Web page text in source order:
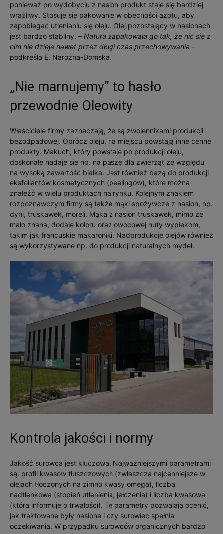
ponieważ po wydobyciu z nasion produkt staje się bardziej
wrażliwy. Stosuje się pakowanie w obecności azotu, aby
zapobiegać utlenianiu się oleju. Olej pozostający w nasionach
jest bardzo stabilny. – Natura zapakowała go tak, że nic się z
nim nie dzieje nawet przez długi czas przechowywania –
podkreśla E. Narożna-Domska.
„Nie marnujemy” to hasło
przewodnie Oleowity
Właściciele firmy zaznaczają, że są zwolennikami produkcji
bezodpadowej. Oprócz oleju, na miejscu powstają inne cenne
produkty. Makuch, który powstaje po produkcji oleju,
doskonale nadaje się np. na paszę dla zwierząt ze względu
na wysoką zawartość białka. Jest również bazą do produkcji
eksfoliantów kosmetycznych (peelingów), które można
znaleźć w wielu produktach na rynku. Kolejnym znakiem
rozpoznawczym firmy są także mąki spożywcze z nasion, np.
dyni, truskawek, moreli. Mąka z nasion truskawek, mimo że
mało znana, dodaje koloru oraz owocowej nuty wypiekom,
takim jak francuskie makaroniki. Nadprodukcje olejów również
są wykorzystywane np. do produkcji naturalnych mydeł.
Kontrola jakości i normy
Jakość surowca jest kluczowa. Najważniejszymi parametrami
są: profil kwasów tłuszczowych (zwłaszcza najcenniejsze w
olejach tłoczonych na zimno kwasy omega), liczba
nadtlenkowa (stopień utlenienia, jełczenia) i liczba kwasowa
(która informuje o trwałości). Te parametry pozwalają ocenić,
jak traktowane były nasiona i czy surowiec spełnia
oczekiwania. W przypadku surowców organicznych bardzo